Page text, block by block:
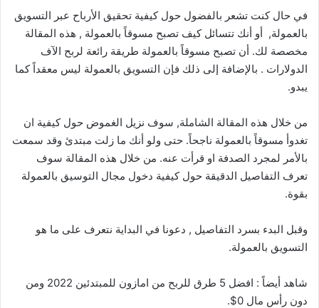
في حال كنت تشعر بالفضول حول كيفية تحقيق الأرباح عبر التسويق
بالعمولة, أو أنك تتسائل كيف تصبح مسوقاً بالعمولة , هذه المقالة
مخصصة لك. أن تصبح مسوقاً بالعمولة طريقة رائعة لربح الآف
الدولارات . بالإضافة إلى ذلك فإن التسويق بالعمولة ليس معقداً كما
يبدو.
من خلال هذه المقالة الشاملة, سوف نزيل الغموض حول كيفية ان
تغدوأ مسوقاً بالعمولة ناجحاً. حتى ولو أنك ما زلت مبتدئ وقد سمعت
بالأمر لمجرد الصدفة او قرأت عنه. من خلال هذه المقالة سوف
تعرف التفاصيل الدقيقة حول كيفية دخول مجال التوسيق بالعمولة
بقوة.
وقبل البدء بسرد التفاصيل , دعونا في البداية نتعرف على ما هو
التسويق بالعمولة.
شاهد أيضاً : افضل 5 طرق للربح من امازون للمبتدئين 2022 ومن
دون رأس مال 0$.